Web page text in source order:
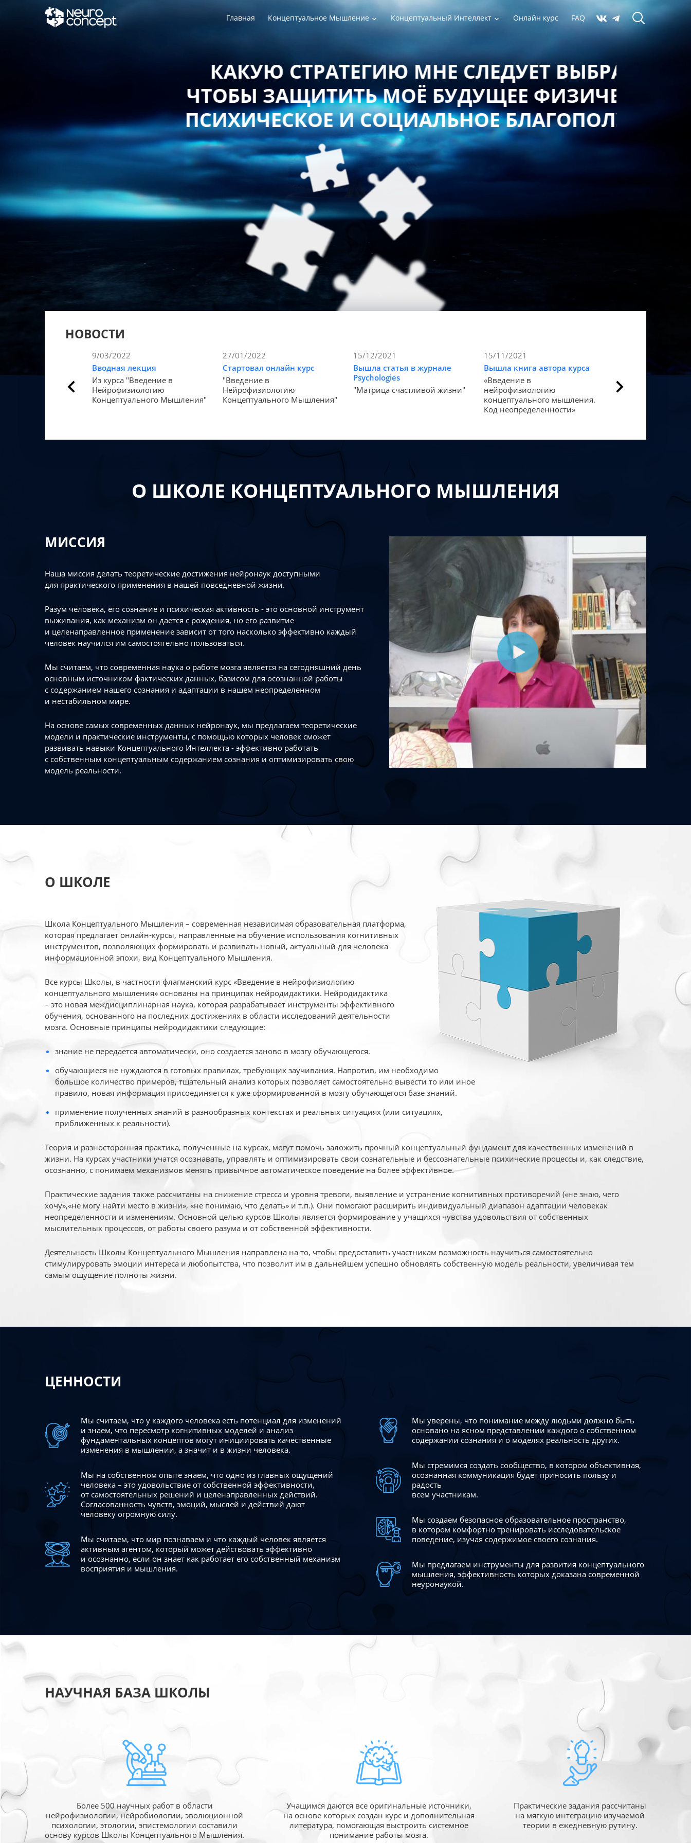
Главная Концептуальное Мышление Концептуальный Интеллект Онлайн курс FAQ
КАКУЮ СТРАТЕГИЮ МНЕ СЛЕДУЕТ ВЫБРАТЬ,
ЧТОБЫ ЗАЩИТИТЬ МОЁ БУДУЩЕЕ ФИЗИЧЕСКОЕ,
ПСИХИЧЕСКОЕ И СОЦИАЛЬНОЕ БЛАГОПОЛУЧИЕ?
НОВОСТИ
9/03/2022
Вводная лекция
Из курса "Введение в
Нейрофизиологию
Концептуального Мышления"
27/01/2022
Стартовал онлайн курс
"Введение в
Нейрофизиологию
Концептуального Мышления"
15/12/2021
Вышла статья в журнале
Psychologies
"Матрица счастливой жизни"
15/11/2021
Вышла книга автора курса
«Введение в
нейрофизиологию
концептуального мышления.
Код неопределенности»
Статья в Forbes
Как мозг
«счастье».
О ШКОЛЕ КОНЦЕПТУАЛЬНОГО МЫШЛЕНИЯ
МИССИЯ
Наша миссия делать теоретические достижения нейронаук доступными
для практического применения в нашей повседневной жизни.
Разум человека, его сознание и психическая активность - это основной инструмент
выживания, как механизм он дается с рождения, но его развитие
и целенаправленное применение зависит от того насколько эффективно каждый
человек научился им самостоятельно пользоваться.
Мы считаем, что современная наука о работе мозга является на сегодняшний день
основным источником фактических данных, базисом для осознанной работы
с содержанием нашего сознания и адаптации в нашем неопределенном
и нестабильном мире.
На основе самых современных данных нейронаук, мы предлагаем теоретические
модели и практические инструменты, с помощью которых человек сможет
развивать навыки Концептуального Интеллекта - эффективно работать
с собственным концептуальным содержанием сознания и оптимизировать свою
модель реальности.
О ШКОЛЕ
Школа Концептуального Мышления – современная независимая образовательная платформа,
которая предлагает онлайн-курсы, направленные на обучение использования когнитивных
инструментов, позволяющих формировать и развивать новый, актуальный для человека
информационной эпохи, вид Концептуального Мышления.
Все курсы Школы, в частности флагманский курс «Введение в нейрофизиологию
концептуального мышления» основаны на принципах нейродидактики. Нейродидактика
– это новая междисциплинарная наука, которая разрабатывает инструменты эффективного
обучения, основанного на последних достижениях в области исследований деятельности
мозга. Основные принципы нейродидактики следующие:
знание не передается автоматически, оно создается заново в мозгу обучающегося.
обучающиеся не нуждаются в готовых правилах, требующих заучивания. Напротив, им необходимо
большое количество примеров, тщательный анализ которых позволяет самостоятельно вывести то или иное
правило, новая информация присоединяется к уже сформированной в мозгу обучающегося базе знаний.
применение полученных знаний в разнообразных контекстах и реальных ситуациях (или ситуациях,
приближенных к реальности).
Теория и разносторонняя практика, полученные на курсах, могут помочь заложить прочный концептуальный фундамент для качественных изменений в
жизни. На курсах участники учатся осознавать, управлять и оптимизировать свои сознательные и бессознательные психические процессы и, как следствие,
осознанно, с понимаем механизмов менять привычное автоматическое поведение на более эффективное.
Практические задания также рассчитаны на снижение стресса и уровня тревоги, выявление и устранение когнитивных противоречий («не знаю, чего
хочу»,«не могу найти место в жизни», «не понимаю, что делать» и т.п.). Они помогают расширить индивидуальный диапазон адаптации человекак
неопределенности и изменениям. Основной целью курсов Школы является формирование у учащихся чувства удовольствия от собственных
мыслительных процессов, от работы своего разума и от собственной эффективности.
Деятельность Школы Концептуального Мышления направлена на то, чтобы предоставить участникам возможность научиться самостоятельно
стимулируровать эмоции интереса и любопытства, что позволит им в дальнейшем успешно обновлять собственную модель реальности, увеличивая тем
самым ощущение полноты жизни.
ЦЕННОСТИ
Мы считаем, что у каждого человека есть потенциал для изменений
и знаем, что пересмотр когнитивных моделей и анализ
фундаментальных концептов могут инициировать качественные
изменения в мышлении, а значит и в жизни человека.
Мы на собственном опыте знаем, что одно из главных ощущений
человека – это удовольствие от собственной эффективности,
от самостоятельных решений и целенаправленных действий.
Согласованность чувств, эмоций, мыслей и действий дают
человеку огромную силу.
Мы считаем, что мир познаваем и что каждый человек является
активным агентом, который может действовать эффективно
и осознанно, если он знает как работает его собственный механизм
восприятия и мышления.
Мы уверены, что понимание между людьми должно быть
основано на ясном представлении каждого о собственном
содержании сознания и о моделях реальность других.
Мы стремимся создать сообщество, в котором объективная,
осознанная коммуникация будет приносить пользу и
радость
всем участникам.
Мы создаем безопасное образовательное пространство,
в котором комфортно тренировать исследовательское
поведение, изучая содержимое своего сознания.
Мы предлагаем инструменты для развития концептуального
мышления, эффективность которых доказана современной
неуронаукой.
НАУЧНАЯ БАЗА ШКОЛЫ
Более 500 научных работ в области
нейрофизиологии, нейробиологии, эволюционной
психологии, этологии, эпистемологии составили
основу курсов Школы Концептуального Мышления.
Учащимся даются все оригинальные источники,
на основе которых создан курс и дополнительная
литература, помогающая выстроить системное
понимание работы мозга.
Практические задания рассчитаны
на мягкую интеграцию изучаемой
теории в ежедневную рутину.